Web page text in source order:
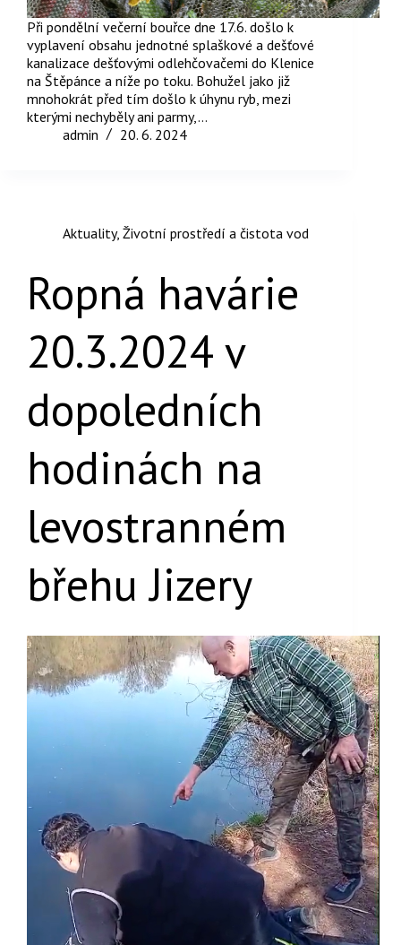
Při pondělní večerní bouřce dne 17.6. došlo k
vyplavení obsahu jednotné splaškové a dešťové
kanalizace dešťovými odlehčovačemi do Klenice
na Štěpánce a níže po toku. Bohužel jako již
mnohokrát před tím došlo k úhynu ryb, mezi
kterými nechyběly ani parmy,…
admin
20. 6. 2024
Aktuality, Životní prostředí a čistota vod
Ropná havárie
20.3.2024 v
dopoledních
hodinách na
levostranném
břehu Jizery